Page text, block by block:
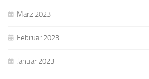
März 2023
Februar 2023
Januar 2023